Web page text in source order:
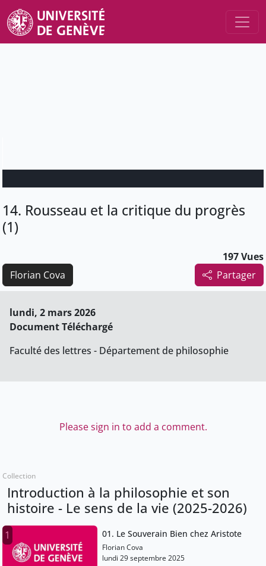
14. Rousseau et la critique du progrès
(1)
197 Vues
Partager
Florian Cova
lundi, 2 mars 2026
Document Téléchargé
Faculté des lettres - Département de philosophie
Please sign in to add a comment.
Collection
Introduction à la philosophie et son
histoire - Le sens de la vie (2025-2026)
1 01. Le Souverain Bien chez Aristote
Florian Cova
lundi 29 septembre 2025